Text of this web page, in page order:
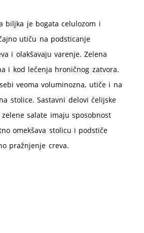
biljka je bogata celulozom i
utiču na podsticanje
i olakšavaju varenje. Zelena
i kod lečenja hroničnog zatvora.
veoma voluminozna, utiče i na
stolice. Sastavni delovi ćelijske
salate imaju sposobnost
omekšava stolicu i podstiče
pražnjenje creva.